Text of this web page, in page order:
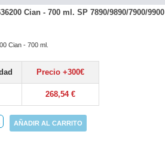
Cian - 700 ml. SP 7890/9890/7900/9900
Cian - 700 ml.
Precio +300€
268,54 €
AÑADIR AL CARRITO